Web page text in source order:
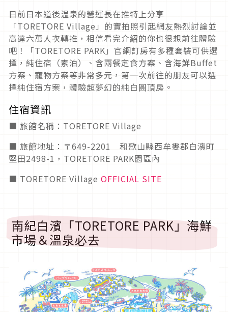
日前日本道後温泉的營運長在推特上分享
「TORETORE Village」的實拍照引起網友熱烈討論並
高達六萬人次轉推，相信看完介紹的你也很想前往體驗
吧！「TORETORE PARK」官網訂房有多種套裝可供選
擇，純住宿（素泊）、含兩餐定食方案、含海鮮Buffet
方案、寵物方案等非常多元，第一次前往的朋友可以選
擇純住宿方案，體驗超夢幻的純白圓頂房。
住宿資訊
■ 旅館名稱：TORETORE Village
■ 旅館地址：〒649-2201 和歌山縣西牟婁郡白濱町
堅田2498-1，TORETORE PARK園區內
■ TORETORE Village OFFICIAL SITE
南紀白濱「TORETORE PARK」海鮮
市場＆溫泉必去